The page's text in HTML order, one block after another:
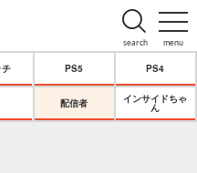
menu
search
チ PS5 PS4
配信者
インサイドちゃ
ん